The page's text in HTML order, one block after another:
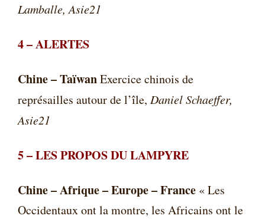
Lamballe, Asie21
4 –ALERTES
Chine – TaïwanExercice chinois de
représailles autour de l’île, Daniel Schaeffer,
Asie21
5 –LES PROPOS DU LAMPYRE
Chine – Afrique – Europe – France « Les
Occidentaux ont la montre, les Africains ont le